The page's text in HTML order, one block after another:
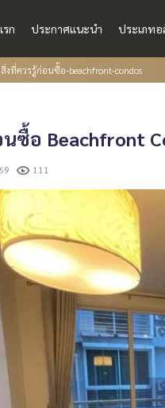
ก ประกาศแนะนำ ประเภทอ
สิ่งที่ควรรู้ก่อนซื้อ-beachfront-condos
ซื้อ Beachfront
111